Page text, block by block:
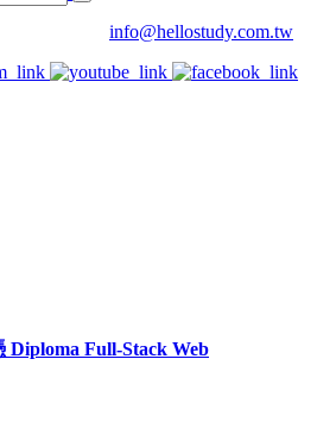
info@hellostudy.com.tw
Full-Stack Web